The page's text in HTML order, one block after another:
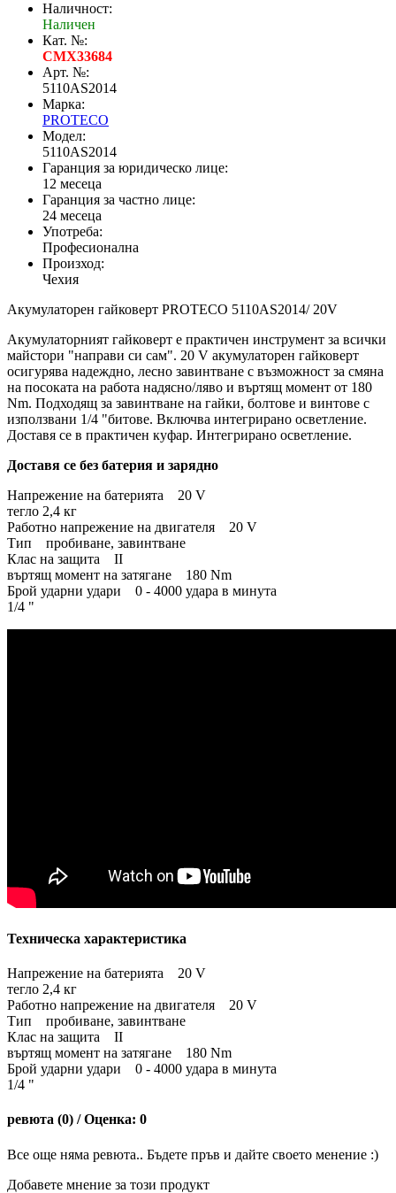
Наличност:
Наличен
Кат. №:
CMX33684
Арт. №:
5110AS2014
Марка:
PROTECO
Модел:
5110AS2014
Гаранция за юридическо лице:
12 месеца
Гаранция за частно лице:
24 месеца
Употреба:
Професионална
Произход:
Чехия
Акумулаторен гайковерт PROTECO 5110AS2014/ 20V
Акумулаторният гайковерт е практичен инструмент за всички
майстори "направи си сам". 20 V акумулаторен гайковерт
осигурява надеждно, лесно завинтване с възможност за смяна
на посоката на работа надясно/ляво и въртящ момент от 180
Nm. Подходящ за завинтване на гайки, болтове и винтове с
използвани 1/4 "битове. Включва интегрирано осветление.
Доставя се в практичен куфар. Интегрирано осветление.
Доставя се без батерия и зарядно
Напрежение на батерията 20 V
тегло 2,4 кг
Работно напрежение на двигателя 20 V
Тип пробиване, завинтване
Клас на защита II
въртящ момент на затягане 180 Nm
Брой ударни удари 0 - 4000 удара в минута
1/4 "
Техническа характеристика
Напрежение на батерията 20 V
тегло 2,4 кг
Работно напрежение на двигателя 20 V
Тип пробиване, завинтване
Клас на защита II
въртящ момент на затягане 180 Nm
Брой ударни удари 0 - 4000 удара в минута
1/4 "
ревюта (0) / Оценка: 0
Все още няма ревюта.. Бъдете пръв и дайте своето менение :)
Добавете мнение за този продукт